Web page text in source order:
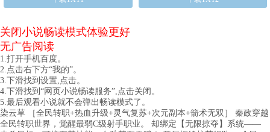
关闭小说畅读模式体验更好
无广告阅读
1.打开手机百度。
2.点击右下方“我的”。
3.下滑找到设置,点击。
4.下滑找到“网页小说畅读服务”,点击关闭。
5.最后观看小说就不会弹出畅读模式了。
染云草 ［全民转职+热血升级+灵气复苏+次元副本+箭术无双］ 秦政穿越
全民转职世界，觉醒最弱C级射手职业。 却绑定【无限掠夺】系统——